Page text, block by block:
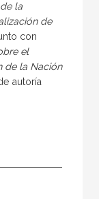
la
de
con
el
de la Nación
autoría